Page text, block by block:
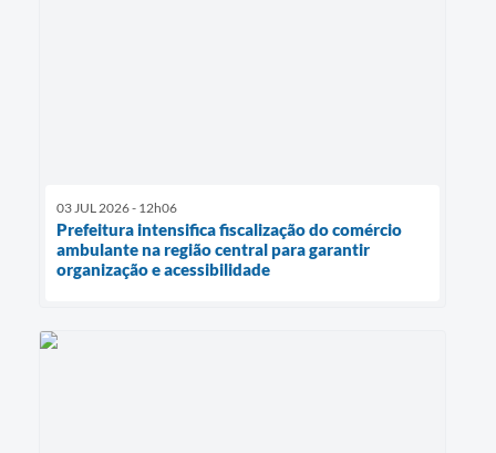
03 JUL 2026 - 12h06
Prefeitura intensifica fiscalização do comércio
ambulante na região central para garantir
organização e acessibilidade